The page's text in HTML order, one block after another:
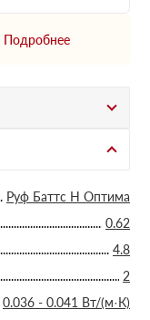
Подробнее
Руф Баттс Н Оптима
0.62
4.8
2
0.036 - 0.041 Вт/(м·К)